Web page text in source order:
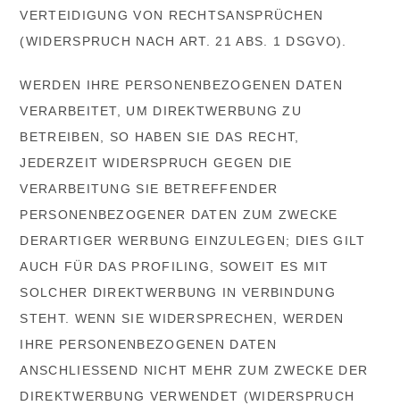
VERTEIDIGUNG VON RECHTSANSPRÜCHEN
(WIDERSPRUCH NACH ART. 21 ABS. 1 DSGVO).
WERDEN IHRE PERSONENBEZOGENEN DATEN
VERARBEITET, UM DIREKTWERBUNG ZU
BETREIBEN, SO HABEN SIE DAS RECHT,
JEDERZEIT WIDERSPRUCH GEGEN DIE
VERARBEITUNG SIE BETREFFENDER
PERSONENBEZOGENER DATEN ZUM ZWECKE
DERARTIGER WERBUNG EINZULEGEN; DIES GILT
AUCH FÜR DAS PROFILING, SOWEIT ES MIT
SOLCHER DIREKTWERBUNG IN VERBINDUNG
STEHT. WENN SIE WIDERSPRECHEN, WERDEN
IHRE PERSONENBEZOGENEN DATEN
ANSCHLIESSEND NICHT MEHR ZUM ZWECKE DER
DIREKTWERBUNG VERWENDET (WIDERSPRUCH